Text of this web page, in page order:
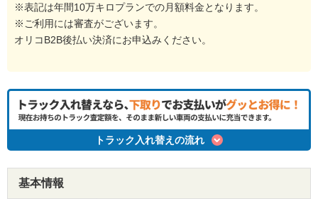
※表記は年間10万キロプランでの月額料金となります。
※ご利用には審査がございます。
オリコB2B後払い決済にお申込みください。
トラック入れ替えの流れ
基本情報